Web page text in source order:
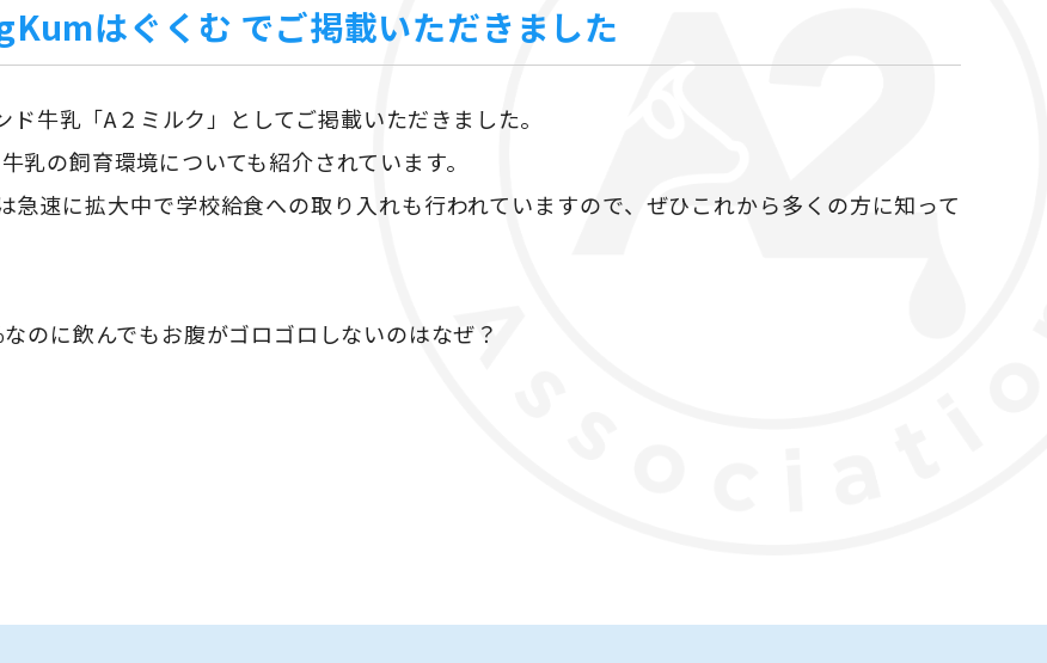
はぐくむ でご掲載いただきました
牛乳「A２ミルク」としてご掲載いただきました。
乳の飼育環境についても紹介されています。
速に拡大中で学校給食への取り入れも行われていますので、ぜひこれから多くの方に知って
のに飲んでもお腹がゴロゴロしないのはなぜ？